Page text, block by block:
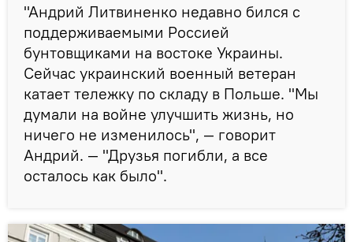
"Андрий Литвиненко недавно бился с
поддерживаемыми Россией
бунтовщиками на востоке Украины.
Сейчас украинский военный ветеран
катает тележку по складу в Польше. "Мы
думали на войне улучшить жизнь, но
ничего не изменилось", — говорит
Андрий. — "Друзья погибли, а все
осталось как было".